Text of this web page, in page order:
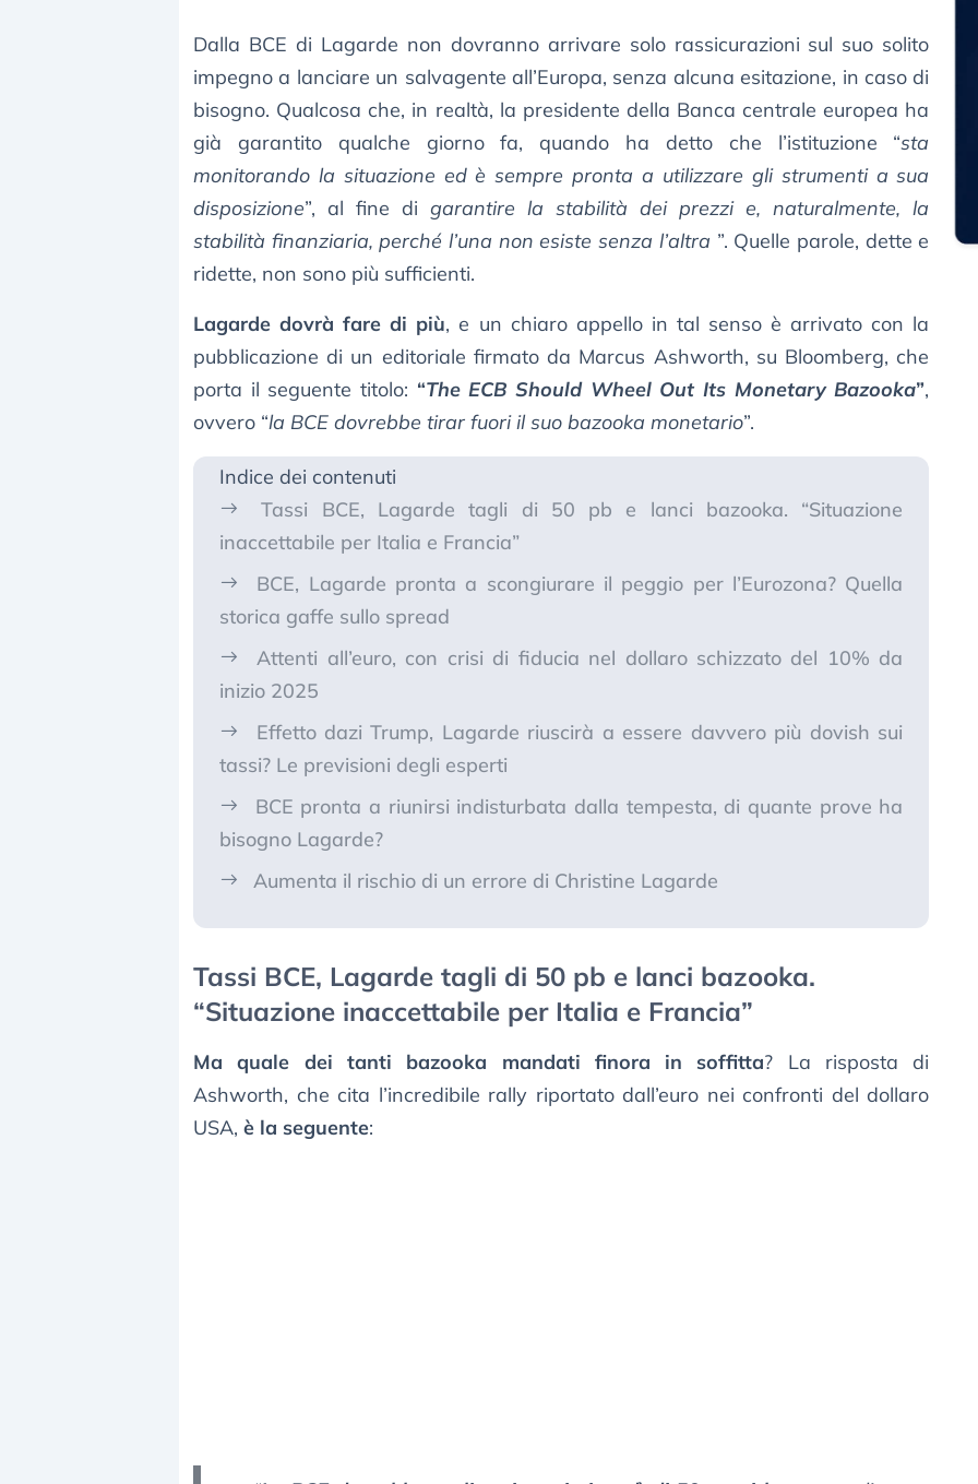
Dalla BCE di Lagarde non dovranno arrivare solo rassicurazioni sul suo solito
impegno a lanciare un salvagente all’Europa, senza alcuna esitazione, in caso di
bisogno. Qualcosa che, in realtà, la presidente della Banca centrale europea ha
già garantito qualche giorno fa, quando ha detto che l’istituzione “sta
monitorando la situazione ed è sempre pronta a utilizzare gli strumenti a sua
disposizione”, al fine digarantire la stabilità dei prezzi e, naturalmente, la
stabilità finanziaria, perché l’una non esiste senza l’altra ”. Quelle parole, dette e
ridette, non sono più sufficienti.
Lagarde dovrà fare di più, e un chiaro appello in tal senso è arrivato con la
pubblicazione di un editoriale firmato da Marcus Ashworth, su Bloomberg, che
porta il seguente titolo: “The ECB Should Wheel Out Its Monetary Bazooka”,
ovvero “la BCE dovrebbe tirar fuori il suo bazooka monetario”.
Indice dei contenuti
Tassi BCE, Lagarde tagli di 50 pb e lanci bazooka. “Situazione
inaccettabile per Italia e Francia”
BCE, Lagarde pronta a scongiurare il peggio per l’Eurozona? Quella
storica gaffe sullo spread
Attenti all’euro, con crisi di fiducia nel dollaro schizzato del 10% da
inizio 2025
Effetto dazi Trump, Lagarde riuscirà a essere davvero più dovish sui
tassi? Le previsioni degli esperti
BCE pronta a riunirsi indisturbata dalla tempesta, di quante prove ha
bisogno Lagarde?
Aumenta il rischio di un errore di Christine Lagarde
Tassi BCE, Lagarde tagli di 50 pb e lanci bazooka.
“Situazione inaccettabile per Italia e Francia”
Ma quale dei tanti bazooka mandati finora in soffitta? La risposta di
Ashworth, che cita l’incredibile rally riportato dall’euro nei confronti del dollaro
USA, è la seguente: